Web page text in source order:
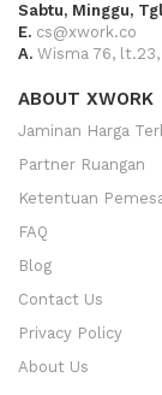
Sabtu, Minggu,
E. cs@xwork.co
A. Wisma 76, lt.23,
ABOUT XWORK
Jaminan Harga
Partner Ruangan
Ketentuan
FAQ
Blog
Contact Us
Privacy Policy
About Us